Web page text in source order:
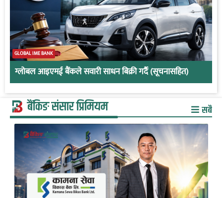
GLOBAL IME BANK
ग्लोबल आइएमई बैंकले सवारी साधन बिक्री गर्दै (सूचनासहित)
बैंकिङ संसार प्रिमियम सबै